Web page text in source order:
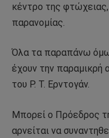
κέντρο της
παρανομίας.
Όλα τα παραπάνω
έχουν την παραμικρή
του Ρ. Τ. Ερντογάν.
Μπορεί ο Πρόεδρος
αρνείται να